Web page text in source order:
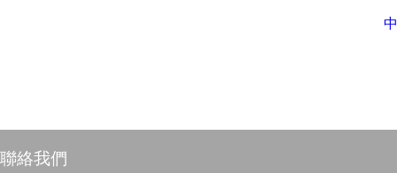
聯絡我們